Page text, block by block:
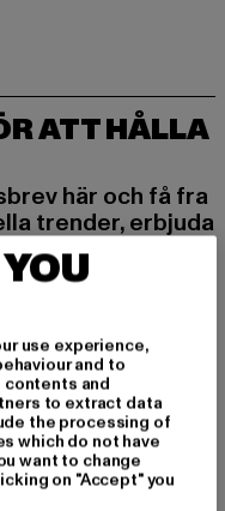
ATT HÅLLA
här och få fra
trender, erbjuda
via e-post!
use experience,
and to
and
to extract data
the processing of
which do not have
want to change
on "Accept" you